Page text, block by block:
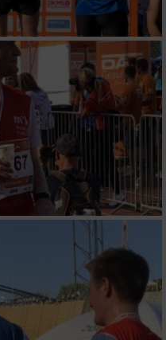
Statistiken
Angebote
Auswahl